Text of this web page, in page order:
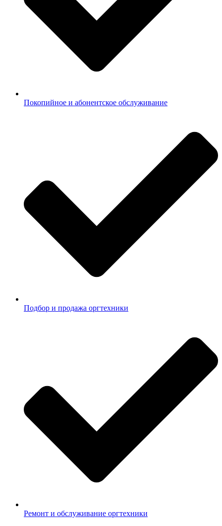
Покопийное и абонентское обслуживание
Подбор и продажа оргтехники
Ремонт и обслуживание оргтехники